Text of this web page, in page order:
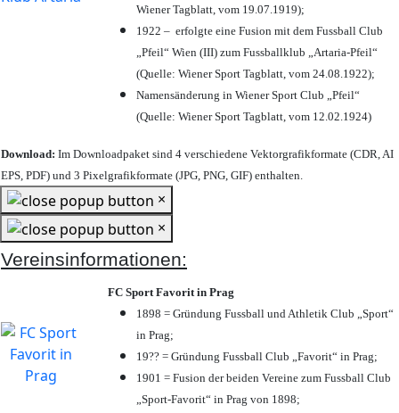
Wiener Tagblatt, vom 19.07.1919);
1922 – erfolgte eine Fusion mit dem Fussball Club
„Pfeil“ Wien (III) zum Fussballklub „Artaria-Pfeil“
(Quelle: Wiener Sport Tagblatt, vom 24.08.1922);
Namensänderung in Wiener Sport Club „Pfeil“
(Quelle: Wiener Sport Tagblatt, vom 12.02.1924)
Download: Im Downloadpaket sind 4 verschiedene Vektorgrafikformate (CDR, AI
EPS, PDF) und 3 Pixelgrafikformate (JPG, PNG, GIF) enthalten.
×
×
Vereinsinformationen:
FC Sport Favorit in Prag
1898 = Gründung Fussball und Athletik Club „Sport“
in Prag;
19?? = Gründung Fussball Club „Favorit“ in Prag;
1901 = Fusion der beiden Vereine zum Fussball Club
„Sport-Favorit“ in Prag von 1898;